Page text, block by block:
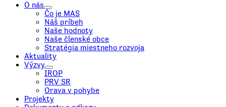
O nás
Čo je MAS
Náš príbeh
Naše hodnoty
Naše členské obce
Stratégia miestneho rozvoja
Aktuality
Výzvy
IROP
PRV SR
Orava v pohybe
Projekty